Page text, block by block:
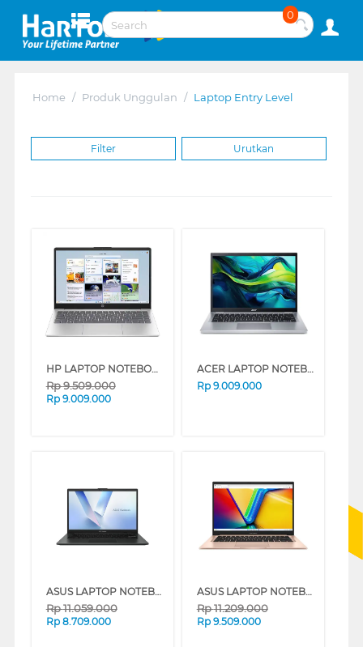
0
Home / Produk Unggulan / Laptop Entry Level
Filter Urutkan
HP LAPTOP NOTEBOOK 14-EM0321AU AMD RYZEN 3-7320U
Rp9.509.000
Rp 9.009.000
ACER LAPTOP NOTEBOOK ASPIRE GO AG14-72P-38GD INTEL CORE I3-1315U
Rp 9.009.000
ASUS LAPTOP NOTEBOOK VIVOBOOK GO E1404FA-VIPS3851M AMD RYZEN 3-7320U
Rp11.059.000
Rp 8.709.000
ASUS LAPTOP NOTEBOOK VIVOBOOK A1404VA-VIPS3855M INTEL CORE I3-1315U
Rp11.209.000
Rp 9.509.000